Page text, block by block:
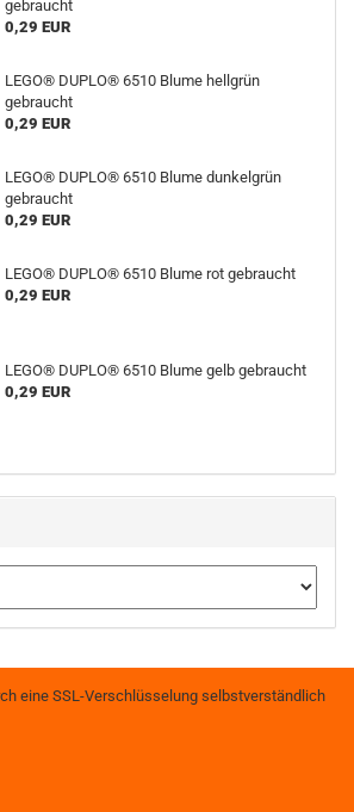
gebraucht
0,29 EUR
LEGO® DUPLO® 6510 Blume hellgrün
gebraucht
0,29 EUR
LEGO® DUPLO® 6510 Blume dunkelgrün
gebraucht
0,29 EUR
LEGO® DUPLO® 6510 Blume rot gebraucht
0,29 EUR
LEGO® DUPLO® 6510 Blume gelb gebraucht
0,29 EUR
eine SSL-Verschlüsselung selbstverständlich